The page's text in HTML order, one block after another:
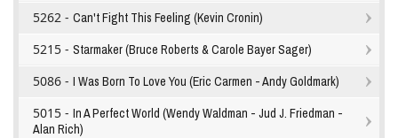
5262 - Can't Fight This Feeling (Kevin Cronin)
5215 - Starmaker (Bruce Roberts & Carole Bayer Sager)
5086 - I Was Born To Love You (Eric Carmen - Andy Goldmark)
5015 - In A Perfect World (Wendy Waldman - Jud J. Friedman -
Alan Rich)